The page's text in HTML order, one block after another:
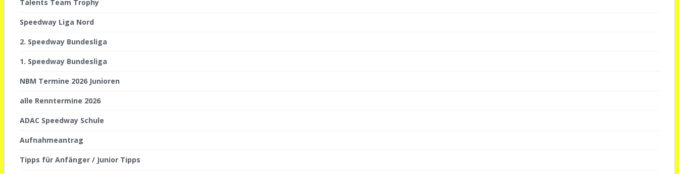
Talents Team Trophy
Speedway Liga Nord
2. Speedway Bundesliga
1. Speedway Bundesliga
NBM Termine 2026 Junioren
alle Renntermine 2026
ADAC Speedway Schule
Aufnahmeantrag
Tipps für Anfänger / Junior Tipps